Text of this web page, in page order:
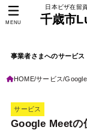
日本ビザ在
千歳市
事業者さまへのサービス
MENU
HOME サービス
サービス
Google Meetの